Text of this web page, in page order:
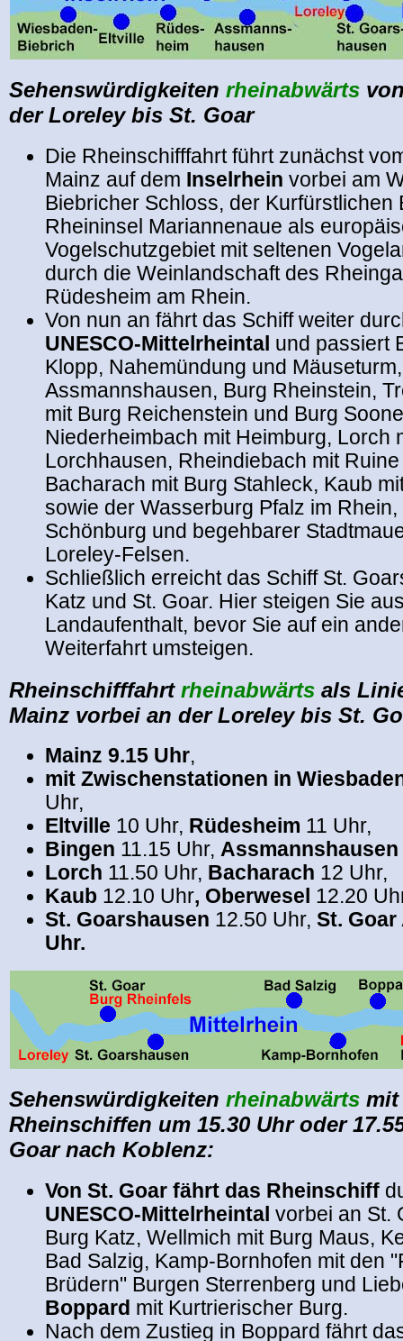
Sehenswürdigkeiten rheinabwärts
der Loreley bis St. Goar
Die Rheinschifffahrt führt zunächst
Mainz auf dem Inselrhein vorbei am
Biebricher Schloss, der Kurfürstlichen
Rheininsel Mariannenaue als
Vogelschutzgebiet mit seltenen
durch die Weinlandschaft des
Rüdesheim am Rhein.
Von nun an fährt das Schiff weiter
UNESCO-Mittelrheintal und passiert
Klopp, Nahemündung und
Assmannshausen, Burg Rheinstein,
mit Burg Reichenstein und Burg
Niederheimbach mit Heimburg, Lorch
Lorchhausen, Rheindiebach mit
Bacharach mit Burg Stahleck, Kaub
sowie der Wasserburg Pfalz im
Schönburg und begehbarer
Loreley-Felsen.
Schließlich erreicht das Schiff St.
Katz und St. Goar. Hier steigen Sie
Landaufenthalt, bevor Sie auf ein
Weiterfahrt umsteigen.
Rheinschifffahrt rheinabwärts als
Mainz vorbei an der Loreley bis St.
Mainz 9.15 Uhr,
mit Zwischenstationen in
Uhr,
Eltville 10 Uhr, Rüdesheim 11 Uhr,
Bingen 11.15 Uhr, Assmannshausen
Lorch 11.50 Uhr, Bacharach 12 Uhr,
Kaub 12.10 Uhr, Oberwesel 12.20
St. Goarshausen 12.50 Uhr, St.
Uhr.
Sehenswürdigkeiten rheinabwärts mit
Rheinschiffen um 15.30 Uhr oder
Goar nach Koblenz:
Von St. Goar fährt das Rheinschiff
UNESCO-Mittelrheintal vorbei an St.
Burg Katz, Wellmich mit Burg Maus,
Bad Salzig, Kamp-Bornhofen mit den
Brüdern" Burgen Sterrenberg und
Boppard mit Kurtrierischer Burg.
Nach dem Zustieg in Boppard fährt